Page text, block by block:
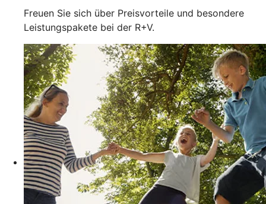
Freuen Sie sich über Preisvorteile und besondere
Leistungspakete bei der R+V.